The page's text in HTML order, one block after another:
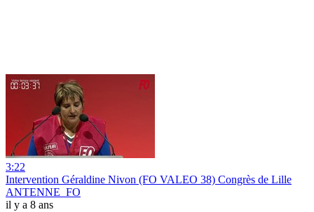
3:22
Intervention Géraldine Nivon (FO VALEO 38) Congrès de Lille
ANTENNE_FO
il y a 8 ans